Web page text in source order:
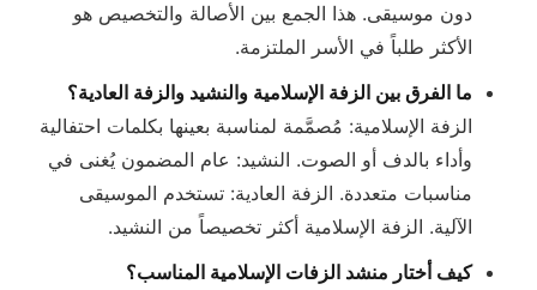
دون موسيقى. هذا الجمع بين الأصالة والتخصيص هو
الأكثر طلباً في الأسر الملتزمة.
ما الفرق بين الزفة الإسلامية والنشيد والزفة العادية؟
الزفة الإسلامية: مُصمَّمة لمناسبة بعينها بكلمات احتفالية
وأداء بالدف أو الصوت. النشيد: عام المضمون يُغنى في
مناسبات متعددة. الزفة العادية: تستخدم الموسيقى
الآلية. الزفة الإسلامية أكثر تخصيصاً من النشيد.
كيف أختار منشد الزفات الإسلامية المناسب؟